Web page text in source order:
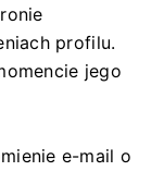
profilu.
jego
e-mail o